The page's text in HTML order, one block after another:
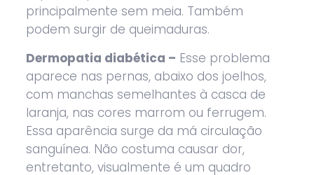
principalmente sem meia. Também
podem surgir de queimaduras.
Dermopatia diabética – Esse problema
aparece nas pernas, abaixo dos joelhos,
com manchas semelhantes à casca de
laranja, nas cores marrom ou ferrugem.
Essa aparência surge da má circulação
sanguínea. Não costuma causar dor,
entretanto, visualmente é um quadro